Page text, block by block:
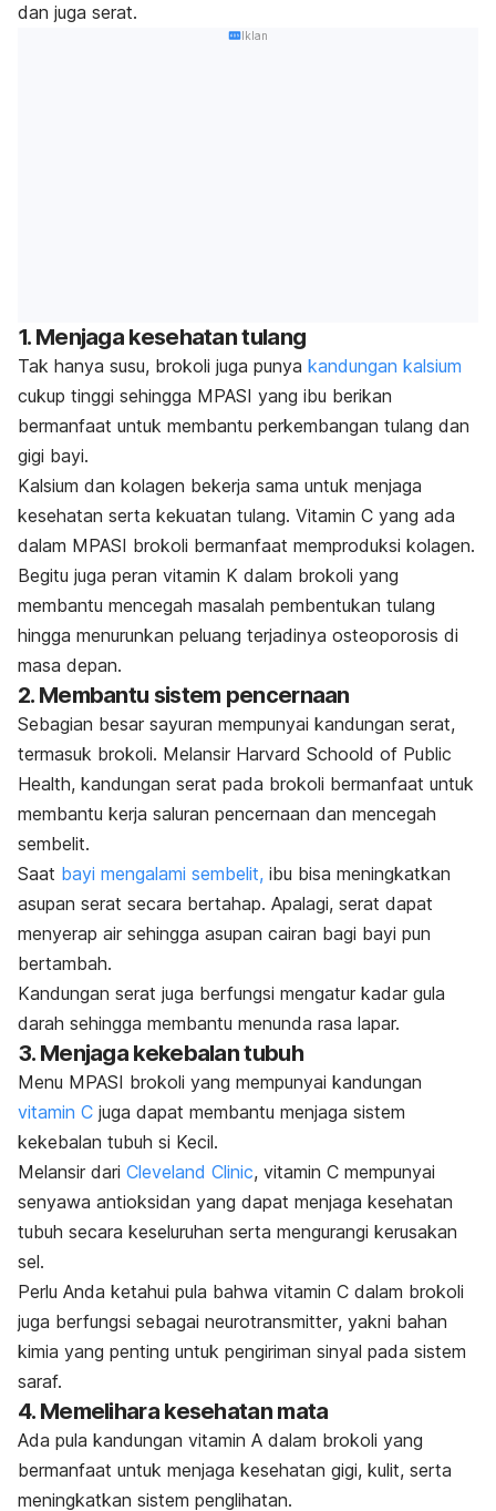
dan juga serat.
Iklan
1. Menjaga kesehatan tulang
Tak hanya susu, brokoli juga punya kandungan kalsium
cukup tinggi sehingga MPASI yang ibu berikan
bermanfaat untuk membantu perkembangan tulang dan
gigi bayi.
Kalsium dan kolagen bekerja sama untuk menjaga
kesehatan serta kekuatan tulang. Vitamin C yang ada
dalam MPASI brokoli bermanfaat memproduksi kolagen.
Begitu juga peran vitamin K dalam brokoli yang
membantu mencegah masalah pembentukan tulang
hingga menurunkan peluang terjadinya osteoporosis di
masa depan.
2. Membantu sistem pencernaan
Sebagian besar sayuran mempunyai kandungan serat,
termasuk brokoli. Melansir Harvard Schoold of Public
Health, kandungan serat pada brokoli bermanfaat untuk
membantu kerja saluran pencernaan dan mencegah
sembelit.
Saat bayi mengalami sembelit, ibu bisa meningkatkan
asupan serat secara bertahap. Apalagi, serat dapat
menyerap air sehingga asupan cairan bagi bayi pun
bertambah.
Kandungan serat juga berfungsi mengatur kadar gula
darah sehingga membantu menunda rasa lapar.
3. Menjaga kekebalan tubuh
Menu MPASI brokoli yang mempunyai kandungan
vitamin C juga dapat membantu menjaga sistem
kekebalan tubuh si Kecil.
Melansir dari Cleveland Clinic, vitamin C mempunyai
senyawa antioksidan yang dapat menjaga kesehatan
tubuh secara keseluruhan serta mengurangi kerusakan
sel.
Perlu Anda ketahui pula bahwa vitamin C dalam brokoli
juga berfungsi sebagai neurotransmitter, yakni bahan
kimia yang penting untuk pengiriman sinyal pada sistem
saraf.
4. Memelihara kesehatan mata
Ada pula kandungan vitamin A dalam brokoli yang
bermanfaat untuk menjaga kesehatan gigi, kulit, serta
meningkatkan sistem penglihatan.